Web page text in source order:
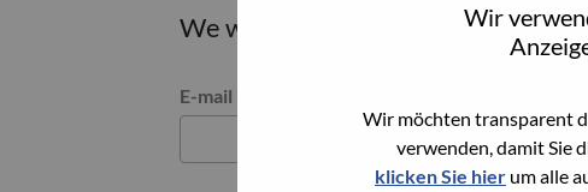
Wir
Wir möchten transparent
verwenden, damit Sie
klicken Sie hier um alle
We will email you a link to reset
Reset password with your e-mail
E-mail